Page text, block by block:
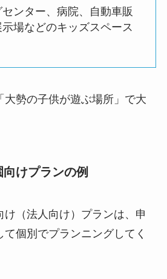
ンター、病院、自動車販
場などのキッズスペース
大勢の子供が遊ぶ場所」で大
向けプランの例
け（法人向け）プランは、申
て個別でプランニングしてく